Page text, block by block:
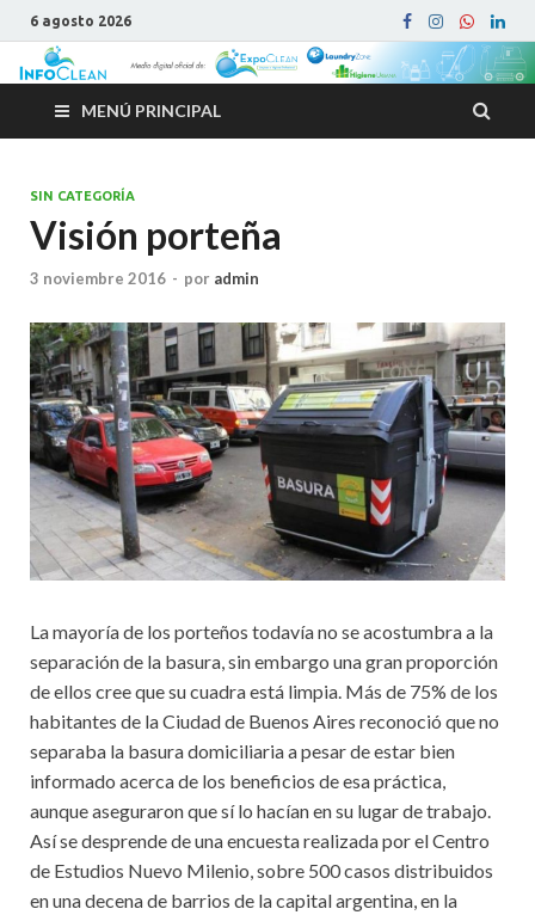
6 agosto 2026
MENÚ PRINCIPAL
SIN CATEGORÍA
Visión porteña
3 noviembre 2016 - por admin
La mayoría de los porteños todavía no se acostumbra a la
separación de la basura, sin embargo una gran proporción
de ellos cree que su cuadra está limpia. Más de 75% de los
habitantes de la Ciudad de Buenos Aires reconoció que no
separaba la basura domiciliaria a pesar de estar bien
informado acerca de los beneficios de esa práctica,
aunque aseguraron que sí lo hacían en su lugar de trabajo.
Así se desprende de una encuesta realizada por el Centro
de Estudios Nuevo Milenio, sobre 500 casos distribuidos
en una decena de barrios de la capital argentina, en la